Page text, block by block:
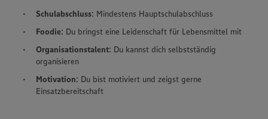
Schulabschluss: Mindestens Hauptschulabschluss
Foodie: Du bringst eine Leidenschaft für Lebensmittel mit
Organisationstalent: Du kannst dich selbstständig
organisieren
Motivation: Du bist motiviert und zeigst gerne
Einsatzbereitschaft